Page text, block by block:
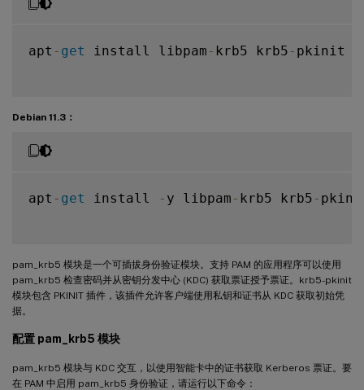
apt - get install libpam - krb5 krb5 - pkinit
Debian 11.3：
apt - get install - y libpam - krb5 krb5 -
pam_krb5 模块是一个可插拔身份验证模块。支持 PAM 的应用程序可以使用
pam_krb5 检查密码并从密钥分发中心 (KDC) 获取票证授予票证。krb5-pkinit
模块包含 PKINIT 插件，该插件允许客户端使用私钥和证书从 KDC 获取初始凭
据。
配置 pam_krb5 模块
pam_krb5 模块与 KDC 交互，以使用智能卡中的证书获取 Kerberos 票证。要
在 PAM 中启用 pam_krb5 身份验证，请运行以下命令：